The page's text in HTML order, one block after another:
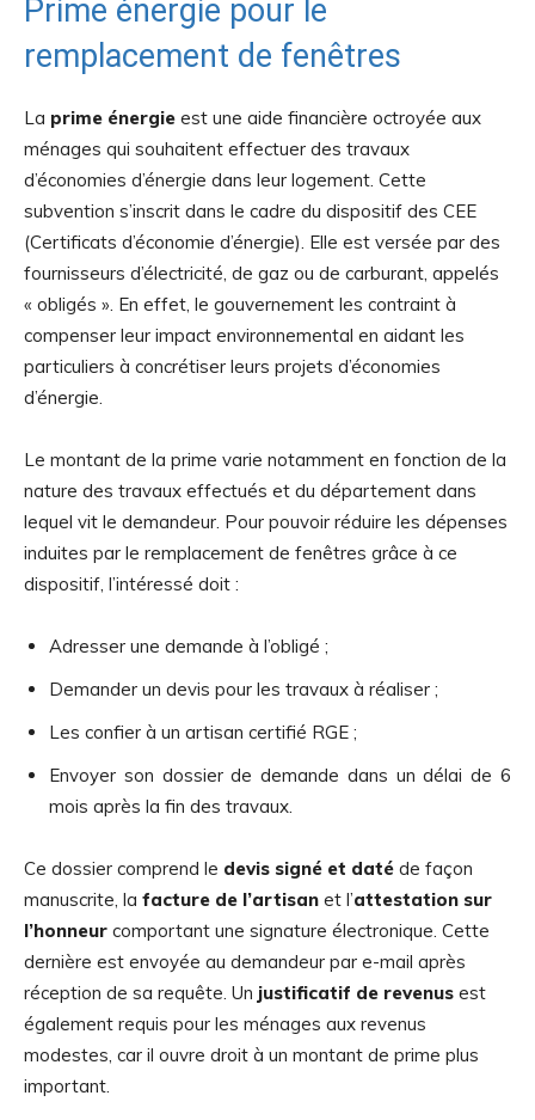
Prime énergie pour le
remplacement de fenêtres
La prime énergie est une aide financière octroyée aux
ménages qui souhaitent effectuer des travaux
d’économies d’énergie dans leur logement. Cette
subvention s’inscrit dans le cadre du dispositif des CEE
(Certificats d’économie d’énergie). Elle est versée par des
fournisseurs d’électricité, de gaz ou de carburant, appelés
« obligés ». En effet, le gouvernement les contraint à
compenser leur impact environnemental en aidant les
particuliers à concrétiser leurs projets d’économies
d’énergie.
Le montant de la prime varie notamment en fonction de la
nature des travaux effectués et du département dans
lequel vit le demandeur. Pour pouvoir réduire les dépenses
induites par le remplacement de fenêtres grâce à ce
dispositif, l’intéressé doit :
Adresser une demande à l’obligé ;
Demander un devis pour les travaux à réaliser ;
Les confier à un artisan certifié RGE ;
Envoyer son dossier de demande dans un délai de 6
mois après la fin des travaux.
Ce dossier comprend le devis signé et daté de façon
manuscrite, la facture de l’artisan et l’attestation sur
l’honneur comportant une signature électronique. Cette
dernière est envoyée au demandeur par e-mail après
réception de sa requête. Un justificatif de revenus est
également requis pour les ménages aux revenus
modestes, car il ouvre droit à un montant de prime plus
important.